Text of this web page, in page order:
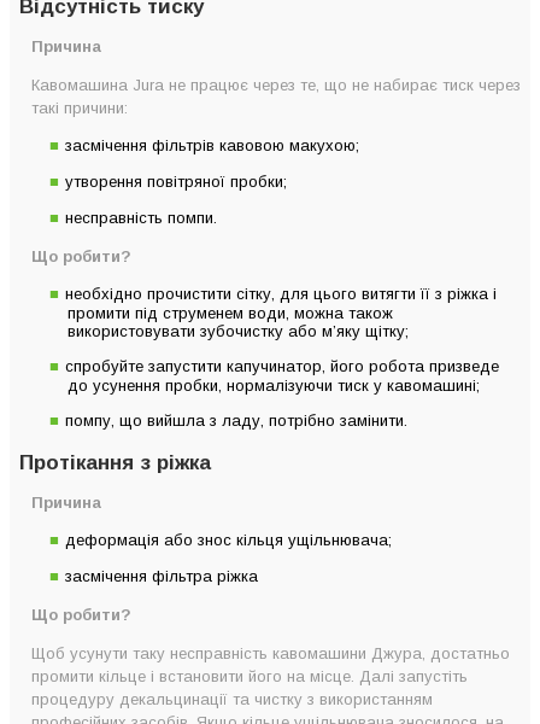
Відсутність тиску
Причина
Кавомашина Jura не працює через те, що не набирає тиск через
такі причини:
засмічення фільтрів кавовою макухою;
утворення повітряної пробки;
несправність помпи.
Що робити?
необхідно прочистити сітку, для цього витягти її з ріжка і
промити під струменем води, можна також
використовувати зубочистку або м’яку щітку;
спробуйте запустити капучинатор, його робота призведе
до усунення пробки, нормалізуючи тиск у кавомашині;
помпу, що вийшла з ладу, потрібно замінити.
Протікання з ріжка
Причина
деформація або знос кільця ущільнювача;
засмічення фільтра ріжка
Що робити?
Щоб усунути таку несправність кавомашини Джура, достатньо
промити кільце і встановити його на місце. Далі запустіть
процедуру декальцинації та чистку з використанням